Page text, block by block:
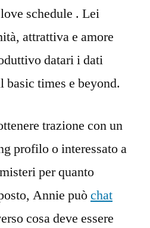
schedule . Lei
attrattiva e amore
datari i dati
times e beyond.
trazione con un
profilo o interessato a
per quanto
Annie puòchat
cosa deve essere